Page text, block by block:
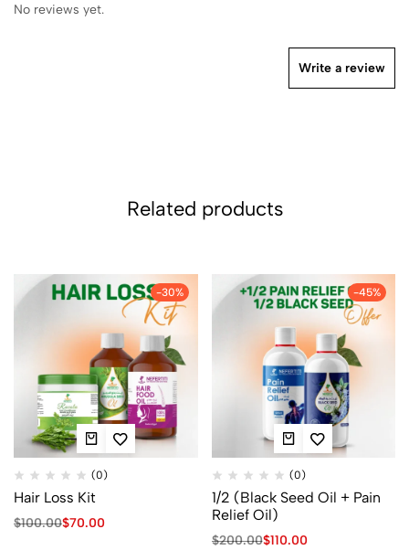
No reviews yet.
Write a review
Related products
-30%
(0)
Hair Loss Kit
$100.00$70.00
-45%
(0)
1/2 (Black Seed Oil + Pain
Relief Oil)
$200.00$110.00